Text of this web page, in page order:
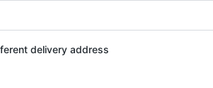
delivery address